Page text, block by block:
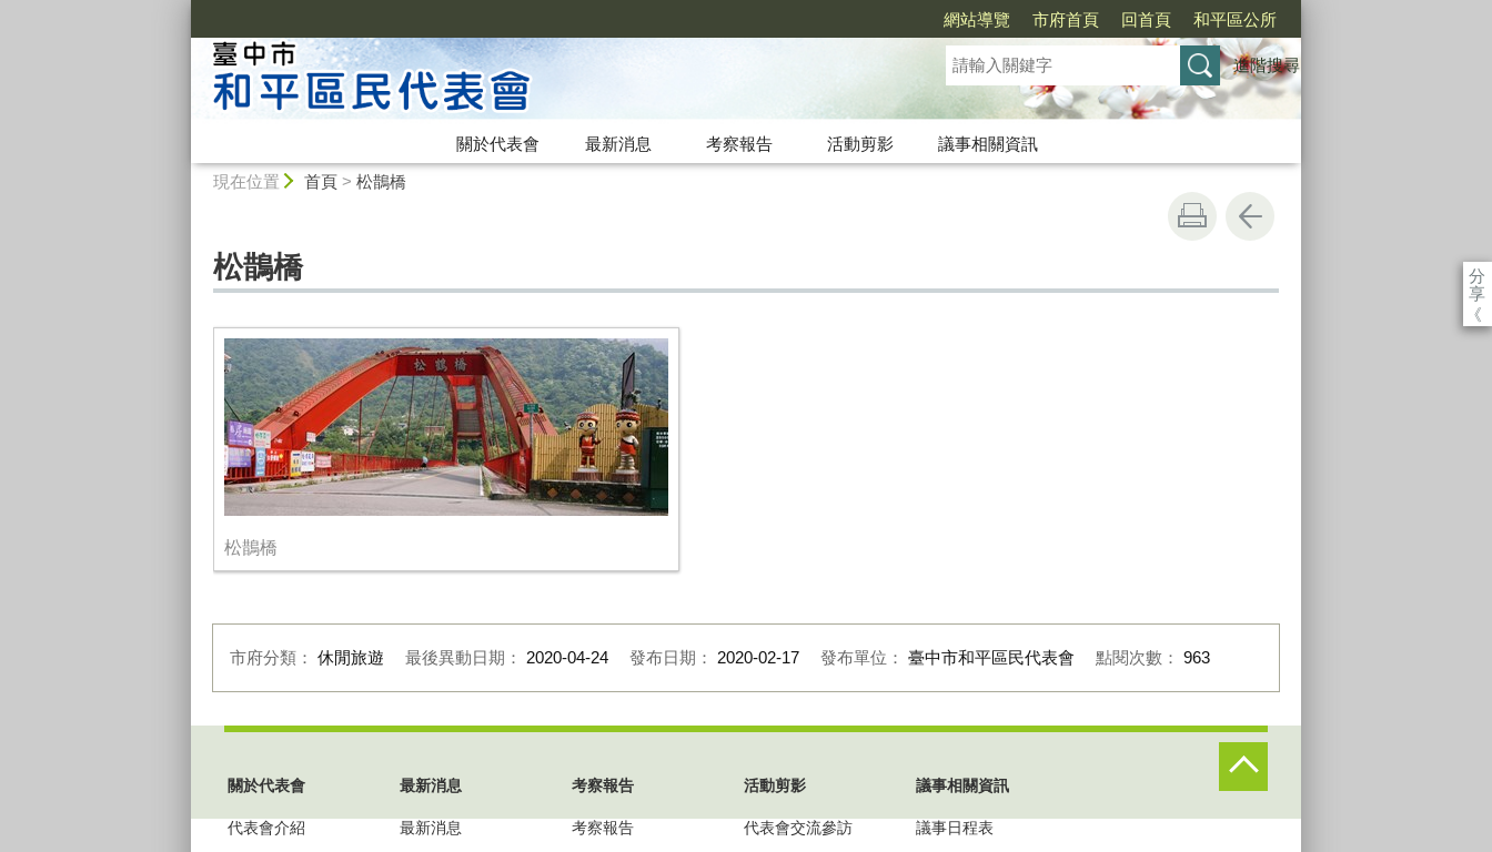
網站導覽 市府首頁 回首頁 和平區公所
進階搜尋
關於代表會 最新消息 考察報告 活動剪影
議事相關資訊
現在位置 首頁> 松鵲橋
分
享
《
松鵲橋
松鵲橋
市府分類： 休閒旅遊 最後異動日期： 2020-04-24 發布日期： 2020-02-17 發布單位： 臺中市和平區民代表會 點閱次數： 963
關於代表會
代表會介紹
最新消息
最新消息
考察報告
考察報告
活動剪影
代表會交流參訪
議事相關資訊
議事日程表